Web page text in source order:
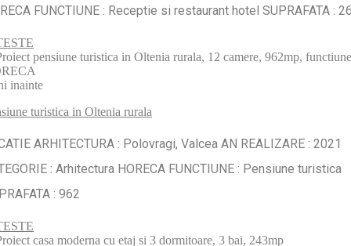
FUNCTIUNE : Receptie si restaurant hotel SUPRAFATA :
inainte
turistica in Oltenia rurala
ARHITECTURA : Polovragi, Valcea AN REALIZARE : 2021
: Arhitectura HORECA FUNCTIUNE : Pensiune turistica
: 962